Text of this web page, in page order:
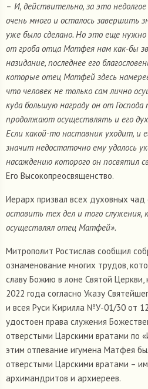
– И, действительно, за это
очень много и осталось завершить
уже было сделано. Но это еще
от гроба отца Матфея нам как-бы
назидание, последнее его
которые отец Матфей здесь
что человек не только сам лично
куда большую награду он от Господа
продолжают осуществлять и его
Если какой-то наставник уходит, и
значит недостаточно ему удалось
насаждению которого он посвятил
Его Высокопреосвященство.
Иерарх призвал всех духовных
оставить тех дел и того служения,
осуществлял отец Матфей».
Митрополит Ростислав сообщил
ознаменование многих трудов,
славу Божию в лоне Святой Церкви,
2022 года согласно Указу
и всея Руси Кирилла №У-01/30 от
удостоен права служения
отверстыми Царскими вратами по
этим отпевание игумена Матфея
отверстыми Царскими вратами –
архимандритов и архиереев.